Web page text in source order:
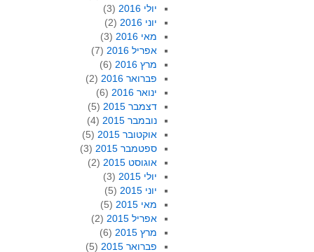
יולי 2016
(3)
יוני 2016
(2)
מאי 2016
(3)
אפריל 2016
(7)
מרץ 2016
(6)
פברואר 2016
(2)
ינואר 2016
(6)
דצמבר 2015
(5)
נובמבר 2015
(4)
אוקטובר 2015
(5)
ספטמבר 2015
(3)
אוגוסט 2015
(2)
יולי 2015
(3)
יוני 2015
(5)
מאי 2015
(5)
אפריל 2015
(2)
מרץ 2015
(6)
פברואר 2015
(5)